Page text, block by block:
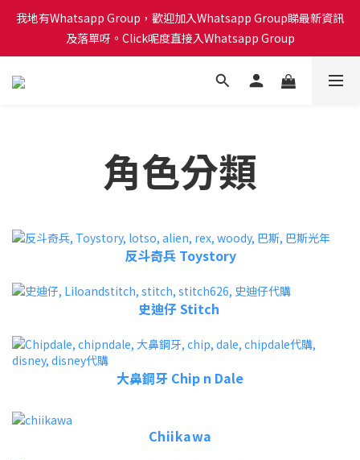
會員積分計劃已啟動！每買 $1蚊可以得1分換禮品喔！Click呢度睇
下有咩換購！🎁🎄
我地有Whatsapp Group，歡迎加入Whatsapp Group睇最新資訊
及落單呀。Click呢度直接入Whatsapp Group
會員積分計劃已啟動！每買 $1蚊可以得1分換禮品喔！Click呢度睇
角色分類
反斗奇兵 Toystory
史迪仔 Stitch
大鼻鋼牙 Chip n Dale
Chiikawa